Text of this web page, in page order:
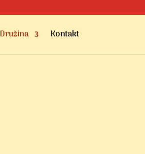
Družina Kontakt